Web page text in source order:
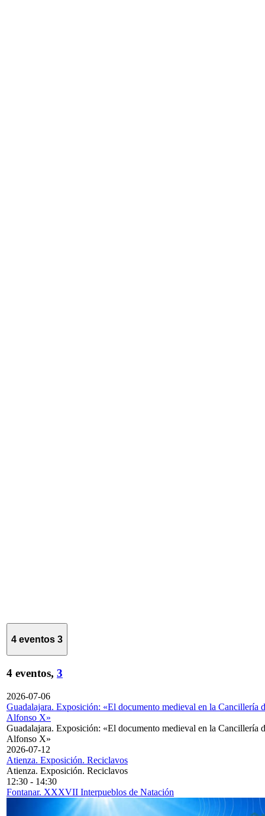
4 eventos 3
4 eventos, 3
2026-07-06
Guadalajara. Exposición: «El documento medieval en la Cancillería
Alfonso X»
Guadalajara. Exposición: «El documento medieval en la Cancillería
Alfonso X»
2026-07-12
Atienza. Exposición. Reciclavos
Atienza. Exposición. Reciclavos
12:30 - 14:30
Fontanar. XXXVII Interpueblos de Natación